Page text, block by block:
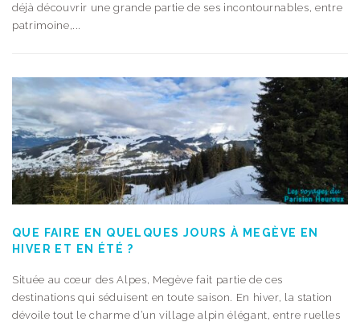
déjà découvrir une grande partie de ses incontournables, entre
patrimoine,...
QUE FAIRE EN QUELQUES JOURS À MEGÈVE EN
HIVER ET EN ÉTÉ ?
Située au cœur des Alpes, Megève fait partie de ces
destinations qui séduisent en toute saison. En hiver, la station
dévoile tout le charme d’un village alpin élégant, entre ruelles